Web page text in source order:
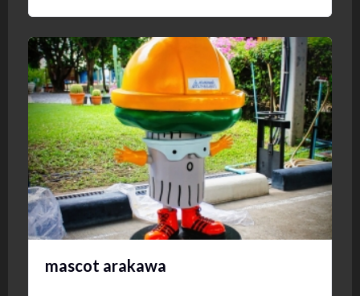
mascot arakawa